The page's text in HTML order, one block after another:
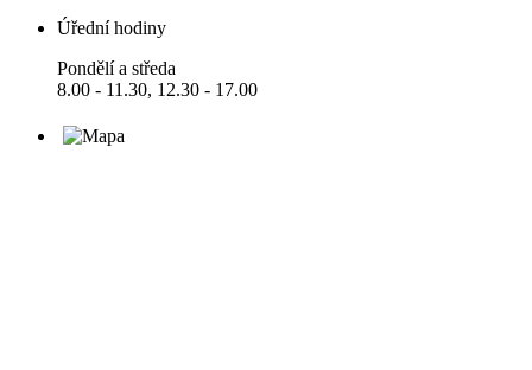
Úřední hodiny
Pondělí a středa
8.00 - 11.30, 12.30 - 17.00